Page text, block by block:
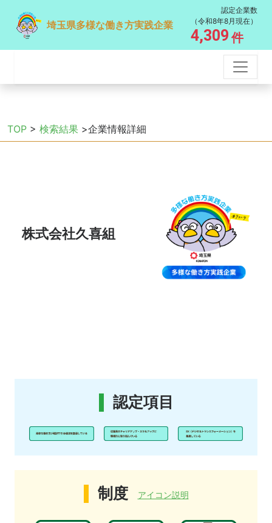
埼玉県多様な働き方実践企業
認定企業数
（令和8年8月現在）
4,309 件
TOP > 検索結果 >企業情報詳細
株式会社久喜組
認定項目
制度 アイコン説明